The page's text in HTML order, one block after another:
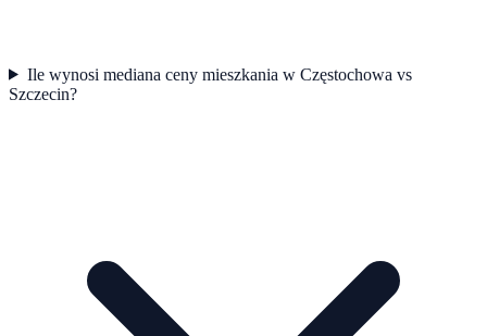
Ile wynosi mediana ceny mieszkania w Częstochowa vs
Szczecin?